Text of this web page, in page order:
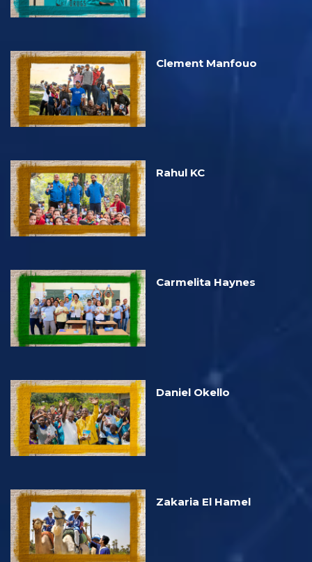
Clement Manfouo
Rahul KC
Carmelita Haynes
Daniel Okello
Zakaria El Hamel